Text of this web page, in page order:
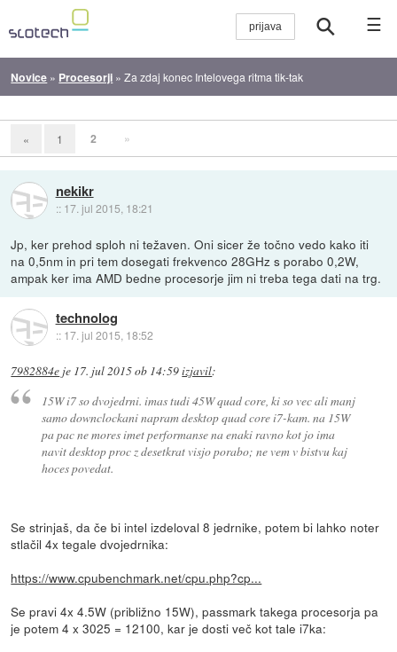
☰
Novice » Procesorji »Za zdaj konec Intelovega ritma tik-tak
« 1 2 »
nekikr
:: 17. jul 2015, 18:21
Jp, ker prehod sploh ni težaven. Oni sicer že točno vedo kako iti
na 0,5nm in pri tem dosegati frekvenco 28GHz s porabo 0,2W,
ampak ker ima AMD bedne procesorje jim ni treba tega dati na trg.
technolog
:: 17. jul 2015, 18:52
7982884e je 17. jul 2015 ob 14:59izjavil:
15W i7 so dvojedrni. imas tudi 45W quad core, ki so vec ali manj
samo downclockani napram desktop quad core i7-kam. na 15W
pa pac ne mores imet performanse na enaki ravno kot jo ima
navit desktop proc z desetkrat visjo porabo; ne vem v bistvu kaj
hoces povedat.
Se strinjaš, da če bi intel izdeloval 8 jedrnike, potem bi lahko noter
stlačil 4x tegale dvojedrnika:
https://www.cpubenchmark.net/cpu.php?cp...
Se pravi 4x 4.5W (približno 15W), passmark takega procesorja pa
je potem 4 x 3025 = 12100, kar je dosti več kot tale i7ka: